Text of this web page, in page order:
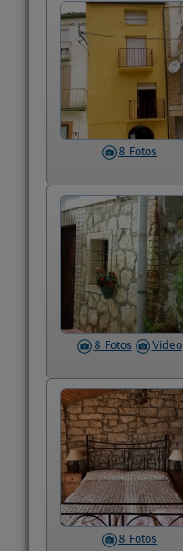
8 Fotos
8 Fotos Video
8 Fotos